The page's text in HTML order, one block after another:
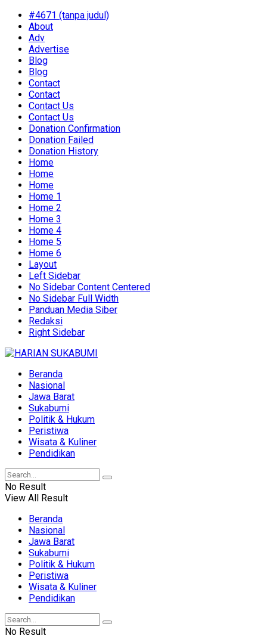
#4671 (tanpa judul)
About
Adv
Advertise
Blog
Blog
Contact
Contact
Contact Us
Contact Us
Donation Confirmation
Donation Failed
Donation History
Home
Home
Home
Home 1
Home 2
Home 3
Home 4
Home 5
Home 6
Layout
Left Sidebar
No Sidebar Content Centered
No Sidebar Full Width
Panduan Media Siber
Redaksi
Right Sidebar
Beranda
Nasional
Jawa Barat
Sukabumi
Politik & Hukum
Peristiwa
Wisata & Kuliner
Pendidikan
No Result
View All Result
Beranda
Nasional
Jawa Barat
Sukabumi
Politik & Hukum
Peristiwa
Wisata & Kuliner
Pendidikan
No Result